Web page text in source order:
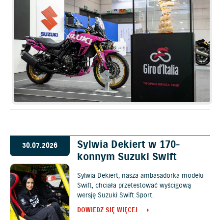
30.07.2026
Sylwia Dekiert w 170-
konnym Suzuki Swift
Sylwia Dekiert, nasza ambasadorka modelu
Swift, chciała przetestować wyścigową
wersję Suzuki Swift Sport.
DOWIEDZ SIĘ WIĘCEJ